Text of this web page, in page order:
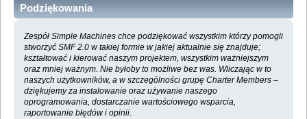
Podziękowania
Zespół Simple Machines chce podziękować wszystkim którzy pomogli
stworzyć SMF 2.0 w takiej formie w jakiej aktualnie się znajduje;
kształtować i kierować naszym projektem, wszystkim ważniejszym
oraz mniej ważnym. Nie byłoby to możliwe bez was. Wliczając w to
naszych użytkowników, a w szczególności grupę Charter Members –
dziękujemy za instalowanie oraz używanie naszego
oprogramowania, dostarczanie wartościowego wsparcia,
raportowanie błędów i opinii.